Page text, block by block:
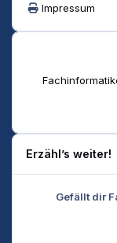
Impressum
Erzähl’s weiter!
Gefällt dir